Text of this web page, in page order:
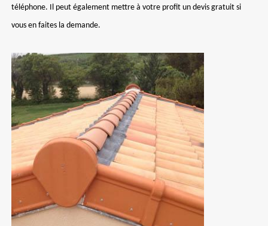
téléphone. Il peut également mettre à votre profit un devis gratuit si
vous en faites la demande.